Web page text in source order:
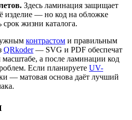
Здесь ламинация защищает
изделие — но код на обложке
срок жизни каталога.
контрастом и правильным
QRkoder— SVG и PDF обеспечат
а после ламинации код
Если планируете UV-
— матовая основа даёт лучший